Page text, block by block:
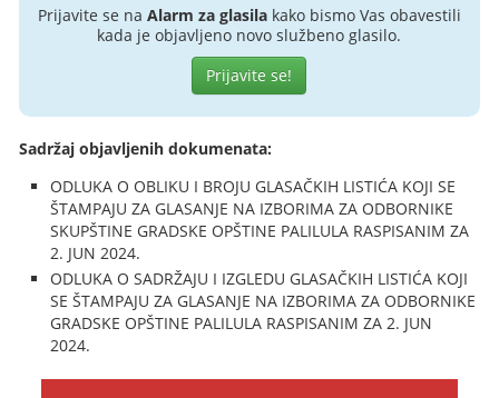
Prijavite se na Alarm za glasilakako bismo Vas obavestili
kada je objavljeno novo službeno glasilo.
Prijavite se!
Sadržaj objavljenih dokumenata:
ODLUKA O OBLIKU I BROJU GLASAČKIH LISTIĆA KOJI SE
ŠTAMPAJU ZA GLASANJE NA IZBORIMA ZA ODBORNIKE
SKUPŠTINE GRADSKE OPŠTINE PALILULA RASPISANIM ZA
2. JUN 2024.
ODLUKA O SADRŽAJU I IZGLEDU GLASAČKIH LISTIĆA KOJI
SE ŠTAMPAJU ZA GLASANJE NA IZBORIMA ZA ODBORNIKE
GRADSKE OPŠTINE PALILULA RASPISANIM ZA 2. JUN
2024.